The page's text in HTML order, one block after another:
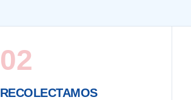
02
RECOLECTAMOS